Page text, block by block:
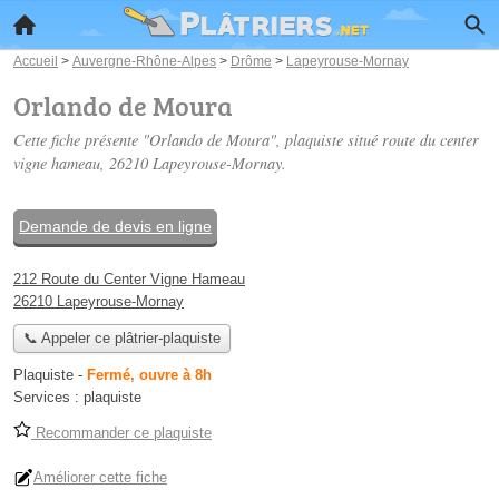
Accueil > Auvergne-Rhône-Alpes > Drôme > Lapeyrouse-Mornay
Orlando de Moura
Cette fiche présente "Orlando de Moura", plaquiste situé route du center
vigne hameau, 26210 Lapeyrouse-Mornay.
Demande de devis en ligne
212 Route du Center Vigne Hameau
26210 Lapeyrouse-Mornay
📞 Appeler ce plâtrier-plaquiste
Plaquiste - Fermé, ouvre à 8h
Services : plaquiste
Recommander ce plaquiste
Améliorer cette fiche